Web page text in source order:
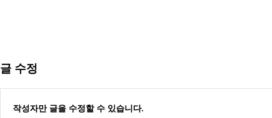
글 수정
작성자만 글을 수정할 수 있습니다.